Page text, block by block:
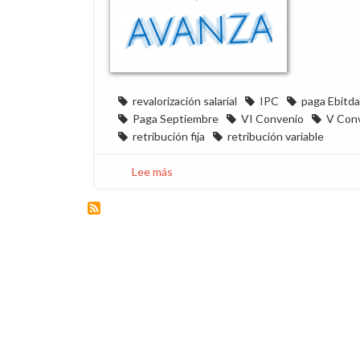
revalorización salarial IPC
paga Ebitda
Paga Septiembre
VI Convenio
V
retribución fija
retribución variable
Lee más